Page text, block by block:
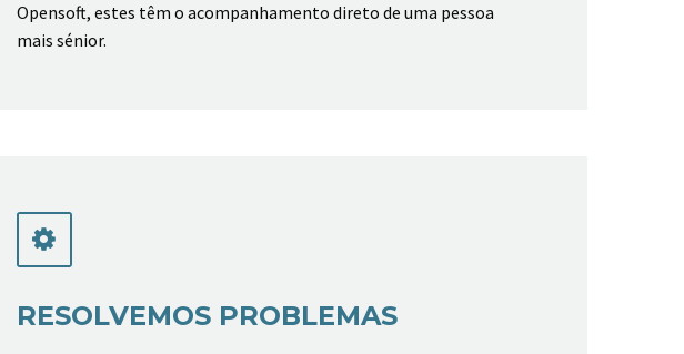
Opensoft, estes têm o acompanhamento direto de uma pessoa
mais sénior.


RESOLVEMOS PROBLEMAS